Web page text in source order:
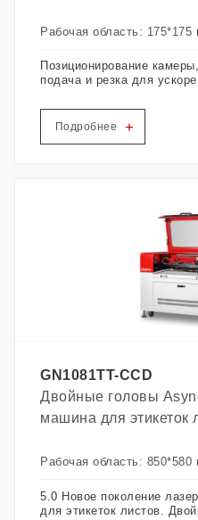
Рабочая область: 175*175
Позиционирование
подача и резка для
Подробнее +
GN1081TT-CCD
Двойные головы
машина для этикеток
Рабочая область: 850*580
5.0 Новое поколение
для этикеток листов.